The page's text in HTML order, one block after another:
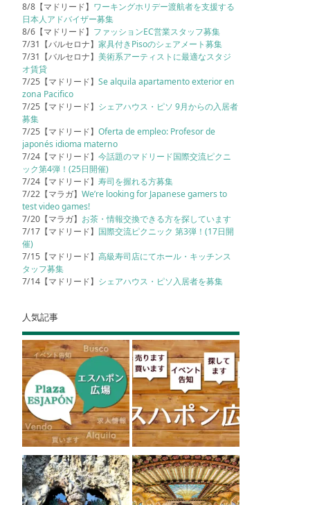
8/8【マドリード】 ワーキングホリデー渡航者を支援する
日本人アドバイザー募集
8/6【マドリード】 ファッションEC営業スタッフ募集
7/31【バルセロナ】家具付きPisoのシェアメート募集
7/31【バルセロナ】美術系アーティストに最適なスタジ
オ賃貸
7/25【マドリード】Se alquila apartamento exterior en
zona Pacifico
7/25【マドリード】 シェアハウス・ピソ 9月からの入居者
募集
7/25【マドリード】Oferta de empleo: Profesor de
japonés idioma materno
7/24【マドリード】今話題のマドリード国際交流ピクニ
ック第4弾！(25日開催)
7/24【マドリード】寿司を握れる方募集
7/22【マラガ】We’re looking for Japanese gamers to
test video games!
7/20【マラガ】 お茶・情報交換できる方を探しています
7/17【マドリード】 国際交流ピクニック 第3弾！(17日開
催)
7/15【マドリード】高級寿司店にてホール・キッチンス
タッフ募集
7/14【マドリード】 シェアハウス・ピソ入居者を募集
人気記事